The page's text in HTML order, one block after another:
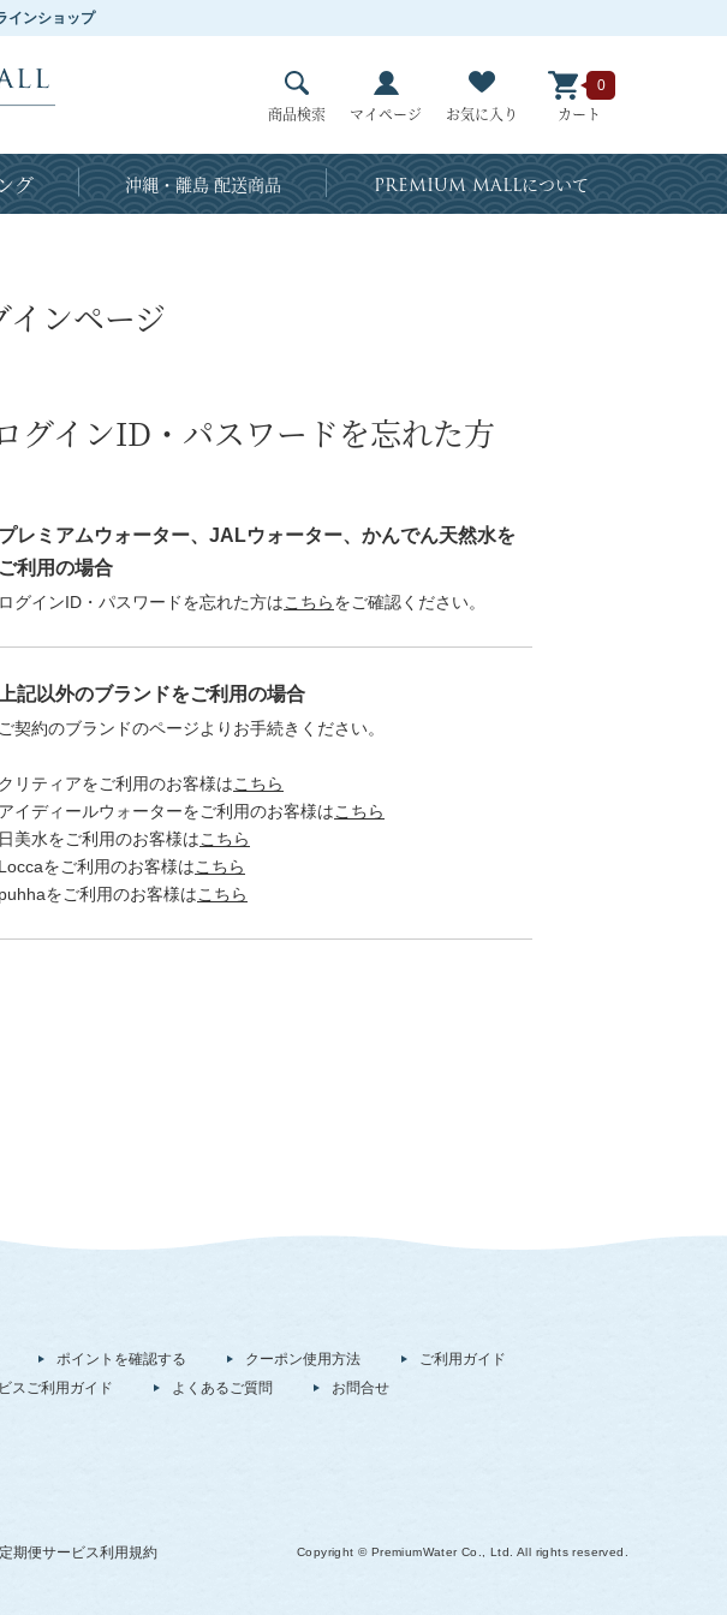
インショップ
商品検索 マイページ お気に入り カート
0
グ 沖縄・離島 配送商品 PREMIUM MALLについて
ンページ
グインID・パスワードを忘れた方
プレミアムウォーター、JALウォーター、かんでん天然水を
ご利用の場合
ログインID・パスワードを忘れた方はこちらをご確認ください。
上記以外のブランドをご利用の場合
ご契約のブランドのページよりお手続きください。
クリティアをご利用のお客様はこちら
アイディールウォーターをご利用のお客様はこちら
日美水をご利用のお客様はこちら
Loccaをご利用のお客様はこちら
puhhaをご利用のお客様はこちら
ポイントを確認する クーポン使用方法
ご利用ガイド
スご利用ガイド
よくあるご質問 お問合せ
定期便サービス利用規約 Copyright © PremiumWater Co., Ltd. All rights reserved.